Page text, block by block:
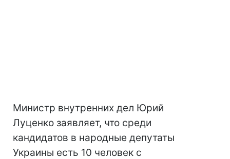
Министр внутренних дел Юрий
Луценко заявляет, что среди
кандидатов в народные депутаты
Украины есть 10 человек с